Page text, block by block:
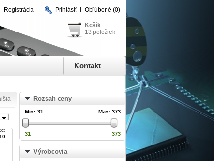
Registrácia Prihlásiť Obľúbené (0)
Košík
13 položiek
Kontakt
Rozsah ceny
Min: 31 Max: 373
31 373
Výrobcovia